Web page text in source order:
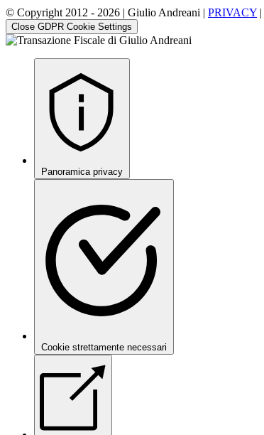
© Copyright 2012 - 2026 | Giulio Andreani | PRIVACY |
Close GDPR Cookie Settings
Panoramica privacy
Cookie strettamente necessari